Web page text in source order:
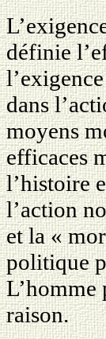
définie
dans
moyens
efficaces
l’histoire
l’action
et la «
politique
L’homme
raison.